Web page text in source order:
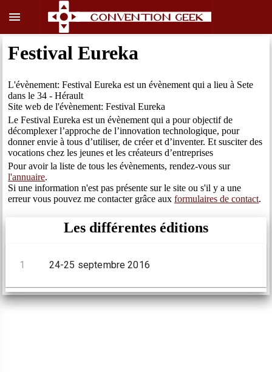
menu
Festival Eureka
L'évènement: Festival Eureka est un évènement qui a lieu à Sete
dans le 34 - Hérault
Site web de l'évènement: Festival Eureka
Le Festival Eureka est un évènement qui a pour objectif de
décomplexer l’approche de l’innovation technologique, pour
donner envie à tous d’utiliser, de créer et d’inventer. Et susciter des
vocations chez les jeunes et les créateurs d’entreprises
Pour avoir la liste de tous les évènements, rendez-vous sur
l'annuaire.
Si une information n'est pas présente sur le site ou s'il y a une
erreur vous pouvez me contacter grâce auxformulaires de contact.
Les différentes éditions
1 24-25 septembre 2016